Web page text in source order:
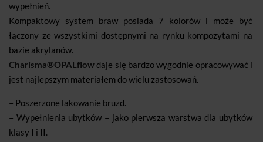
wypełnień.
Kompaktowy system braw posiada 7 kolorów i może być
łączony ze wszystkimi dostępnymi na rynku kompozytami na
bazie akrylanów.
Charisma®OPALflowdaje się bardzo wygodnie opracowywać i
jest najlepszym materiałem do wielu zastosowań.
– Poszerzone lakowanie bruzd.
– Wypełnienia ubytków – jako pierwsza warstwa dla ubytków
klasy I i II.